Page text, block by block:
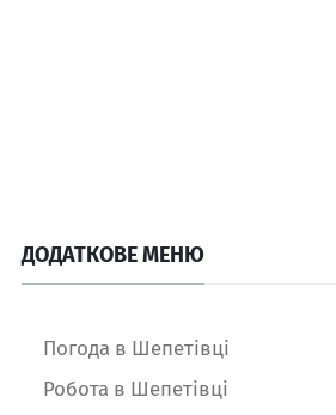
ДОДАТКОВЕ МЕНЮ
Погода в Шепетівці
Робота в Шепетівці